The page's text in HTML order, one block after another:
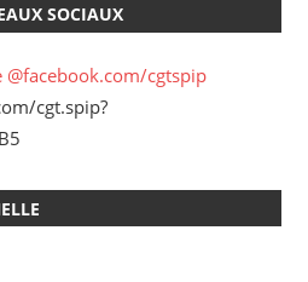
SOCIAUX
@facebook.com/cgtspip
cgt.spip?